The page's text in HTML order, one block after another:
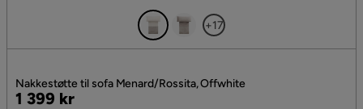
+17
Nakkestøtte til sofa Menard/Rossita, Offwhite
Pris
1 399 kr